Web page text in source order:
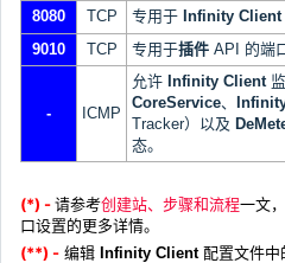
8080 TCP 专用于 Infinity Client
9010 TCP 专用于插件 API 的端
- ICMP
允许 Infinity Client
CoreService、
Tracker）以及
态。
(*) - 请参考创建站、步骤和流程一文
口设置的更多详情。
(**) - 编辑 Infinity Client配置文件中